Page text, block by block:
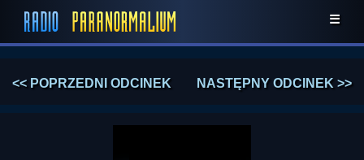
☰
<< POPRZEDNI ODCINEK NASTĘPNY ODCINEK >>